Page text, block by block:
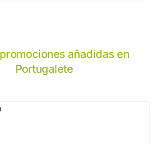
añadidas en
Portugalete